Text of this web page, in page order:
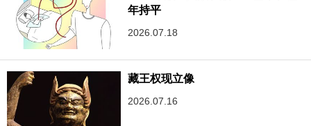
年持平
2026.07.18
藏王权现立像
2026.07.16